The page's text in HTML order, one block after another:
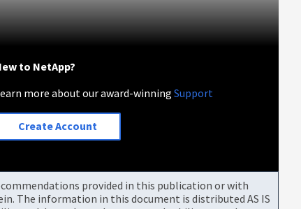
to NetApp?
more about our award-winningSupport
Create Account
provided in this publication or with
The information in this document is distributed AS IS